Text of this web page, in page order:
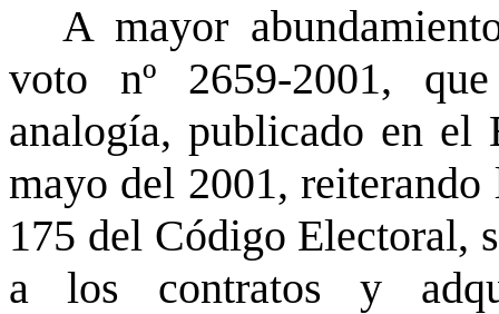
A mayor
voto nº 2659-2001,
analogía, publicado en
mayo del 2001,
175 del Código Electoral,
a los contratos y